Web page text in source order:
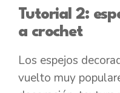
Tutorial 2:
a crochet
Los espejos
vuelto muy